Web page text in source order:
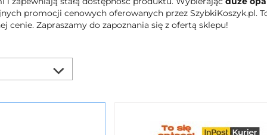
promocji cenowych oferowanych przez SzybkiKoszyk.pl.
cenie. Zapraszamy do zapoznania się z ofertą sklepu!